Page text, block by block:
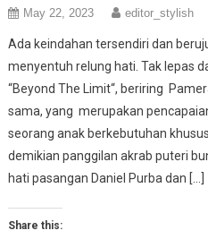
May 22, 2023 editor_stylish
Ada keindahan tersendiri dan
menyentuh relung hati. Tak lepas
“Beyond The Limit“, beriring
sama, yang merupakan
seorang anak berkebutuhan
demikian panggilan akrab puteri
hati pasangan Daniel Purba dan […]
Share this: